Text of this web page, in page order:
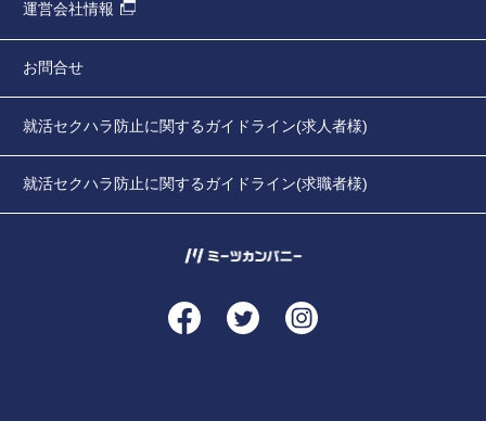
運営会社情報
お問合せ
就活セクハラ防止に関するガイドライン(求人者様)
就活セクハラ防止に関するガイドライン(求職者様)